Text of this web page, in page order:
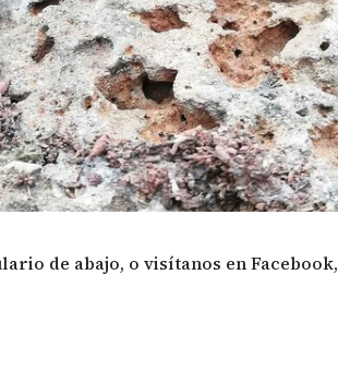
de abajo, o visítanos enFacebook,